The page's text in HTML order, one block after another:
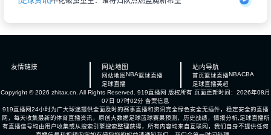
友情链接 网站地图
网站地图 NBA篮球直播
足球直播
站内导航
首页篮球直播NBACBA
足球直播英超
Copyright © 2026 zhitax.cn. All Rights Reserved. 919直播网 版权所有 页面更新时间：2026年08月
07日 07时02分 备案信息
919直播网24小时为广大球迷提供全面及时的赛事直播和资讯完全绿色安全无插件，稳定安全的直播
网，每天收集最新的体育直播资讯，原创大数据足球篮球赛果预测，历史战绩，情报分析,足球直播所
有直播信号均由用户收集或从搜索引擎搜索整理获得，所有内容均来自互联网，我们自身不提供任何